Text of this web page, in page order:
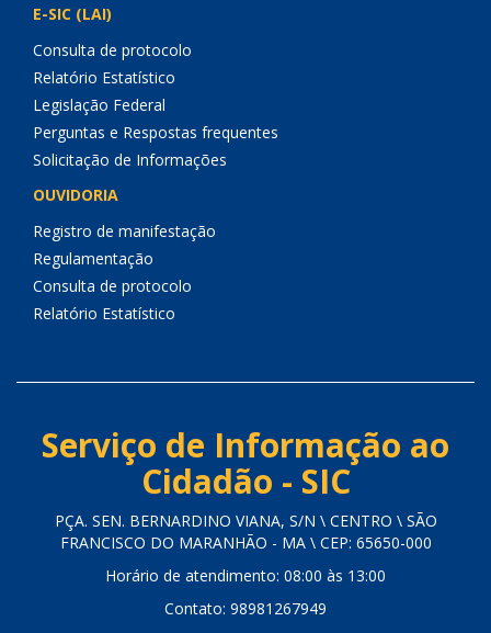
E-SIC (LAI)
Consulta de protocolo
Relatório Estatístico
Legislação Federal
Perguntas e Respostas frequentes
Solicitação de Informações
OUVIDORIA
Registro de manifestação
Regulamentação
Consulta de protocolo
Relatório Estatístico
Serviço de Informação ao
Cidadão - SIC
PÇA. SEN. BERNARDINO VIANA, S/N \ CENTRO \ SÃO
FRANCISCO DO MARANHÃO - MA \ CEP: 65650-000
Horário de atendimento: 08:00 às 13:00
Contato: 98981267949